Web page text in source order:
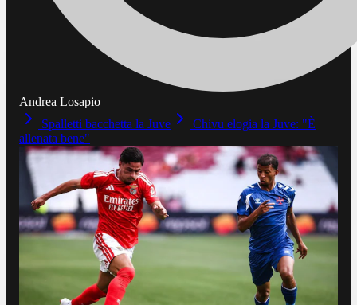
Andrea Losapio
Spalletti bacchetta la Juve
Chivu elogia la Juve: "È
allenata bene"